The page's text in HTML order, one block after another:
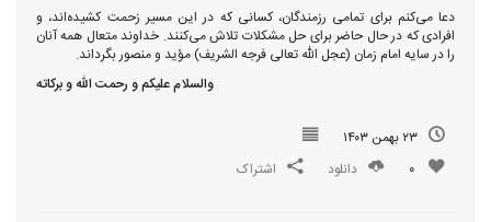
دعا می‌کنم برای تمامی رزمندگان، کسانی که در این مسیر زحمت کشیده‌اند، و
افرادی که در حال حاضر برای حل مشکلات تلاش می‌کنند. خداوند متعال همه آنان
را در سایه امام زمان (عجل الله تعالی فرجه الشریف) مؤید و منصور بگرداند.
والسلام علیکم و رحمت الله و برکاته
۲۳ بهمن ۱۴۰۳
۰
دانلود اشتراک